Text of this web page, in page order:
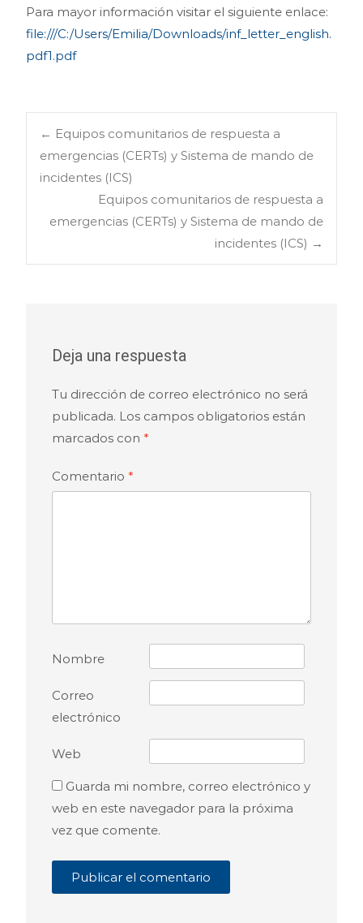
Para mayor información visitar el siguiente enlace:
file:///C:/Users/Emilia/Downloads/inf_letter_english.
pdf1.pdf
Navegación
de
← Equipos comunitarios de respuesta a
emergencias (CERTs) y Sistema de mando de
incidentes (ICS)
Equipos comunitarios de respuesta a
emergencias (CERTs) y Sistema de mando de
incidentes (ICS) →
Deja una respuesta
Tu dirección de correo electrónico no será
publicada. Los campos obligatorios están
marcados con *
Comentario *
Nombre
Correo
electrónico
Web
Guarda mi nombre, correo electrónico y
web en este navegador para la próxima
vez que comente.